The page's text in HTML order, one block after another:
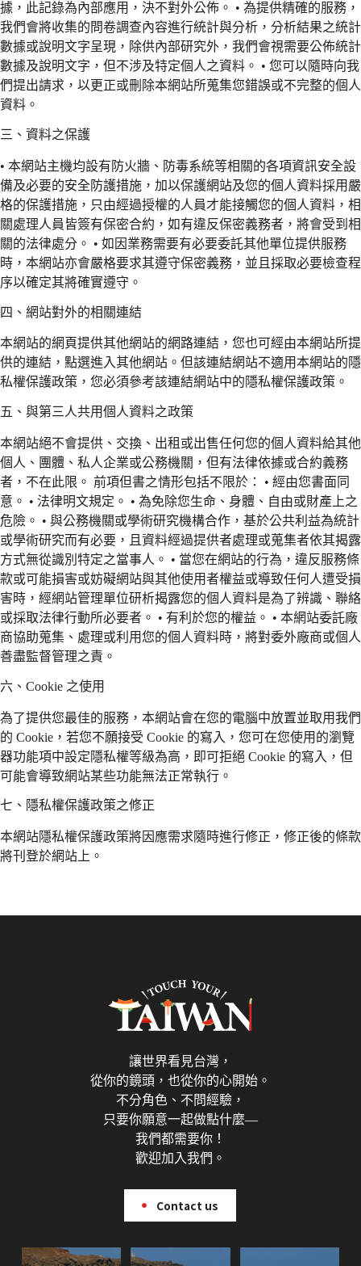
據，此記錄為內部應用，決不對外公佈。 • 為提供精確的服務，
我們會將收集的問卷調查內容進行統計與分析，分析結果之統計
數據或說明文字呈現，除供內部研究外，我們會視需要公佈統計
數據及說明文字，但不涉及特定個人之資料。 • 您可以隨時向我
們提出請求，以更正或刪除本網站所蒐集您錯誤或不完整的個人
資料。
三、資料之保護
• 本網站主機均設有防火牆、防毒系統等相關的各項資訊安全設
備及必要的安全防護措施，加以保護網站及您的個人資料採用嚴
格的保護措施，只由經過授權的人員才能接觸您的個人資料，相
關處理人員皆簽有保密合約，如有違反保密義務者，將會受到相
關的法律處分。 • 如因業務需要有必要委託其他單位提供服務
時，本網站亦會嚴格要求其遵守保密義務，並且採取必要檢查程
序以確定其將確實遵守。
四、網站對外的相關連結
本網站的網頁提供其他網站的網路連結，您也可經由本網站所提
供的連結，點選進入其他網站。但該連結網站不適用本網站的隱
私權保護政策，您必須參考該連結網站中的隱私權保護政策。
五、與第三人共用個人資料之政策
本網站絕不會提供、交換、出租或出售任何您的個人資料給其他
個人、團體、私人企業或公務機關，但有法律依據或合約義務
者，不在此限。 前項但書之情形包括不限於： • 經由您書面同
意。 • 法律明文規定。 • 為免除您生命、身體、自由或財產上之
危險。 • 與公務機關或學術研究機構合作，基於公共利益為統計
或學術研究而有必要，且資料經過提供者處理或蒐集者依其揭露
方式無從識別特定之當事人。 • 當您在網站的行為，違反服務條
款或可能損害或妨礙網站與其他使用者權益或導致任何人遭受損
害時，經網站管理單位研析揭露您的個人資料是為了辨識、聯絡
或採取法律行動所必要者。 • 有利於您的權益。 • 本網站委託廠
商協助蒐集、處理或利用您的個人資料時，將對委外廠商或個人
善盡監督管理之責。
六、Cookie 之使用
為了提供您最佳的服務，本網站會在您的電腦中放置並取用我們
的 Cookie，若您不願接受 Cookie 的寫入，您可在您使用的瀏覽
器功能項中設定隱私權等級為高，即可拒絕 Cookie 的寫入，但
可能會導致網站某些功能無法正常執行。
七、隱私權保護政策之修正
本網站隱私權保護政策將因應需求隨時進行修正，修正後的條款
將刊登於網站上。
讓世界看見台灣，
從你的鏡頭，也從你的心開始。
不分角色、不問經驗，
只要你願意一起做點什麼—
我們都需要你！
歡迎加入我們。
Contact us